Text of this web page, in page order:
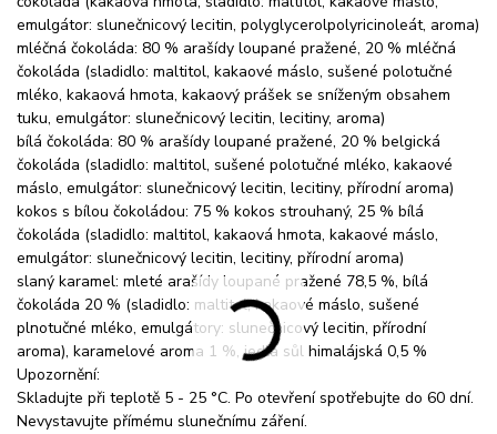
emulgátor: slunečnicový lecitin, polyglycerolpolyricinoleát, aroma)
mléčná čokoláda: 80 % arašídy loupané pražené, 20 % mléčná
čokoláda (sladidlo: maltitol, kakaové máslo, sušené polotučné
mléko, kakaová hmota, kakaový prášek se sníženým obsahem
tuku, emulgátor: slunečnicový lecitin, lecitiny, aroma)
bílá čokoláda: 80 % arašídy loupané pražené, 20 % belgická
čokoláda (sladidlo: maltitol, sušené polotučné mléko, kakaové
máslo, emulgátor: slunečnicový lecitin, lecitiny, přírodní aroma)
kokos s bílou čokoládou: 75 % kokos strouhaný, 25 % bílá
čokoláda (sladidlo: maltitol, kakaová hmota, kakaové máslo,
emulgátor: slunečnicový lecitin, lecitiny, přírodní aroma)
slaný karamel: mleté arašídy loupané pražené 78,5 %, bílá
čokoláda 20 % (sladidlo: maltitol, kakaové máslo, sušené
plnotučné mléko, emulgátory: slunečnicový lecitin, přírodní
aroma), karamelové aroma 1 %, jedlá sůl himalájská 0,5 %
Upozornění:
Skladujte při teplotě 5 - 25 °C. Po otevření spotřebujte do 60 dní.
Nevystavujte přímému slunečnímu záření.